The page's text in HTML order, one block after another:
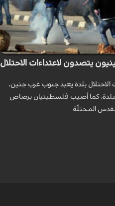
يتصدون لاعتداءات الاحتلال
بلدة يعبد جنوب غرب جنين،
كما أصيب فلسطينيان برصاص
المحتلّة.